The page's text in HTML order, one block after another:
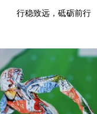
行稳致远，砥砺前行